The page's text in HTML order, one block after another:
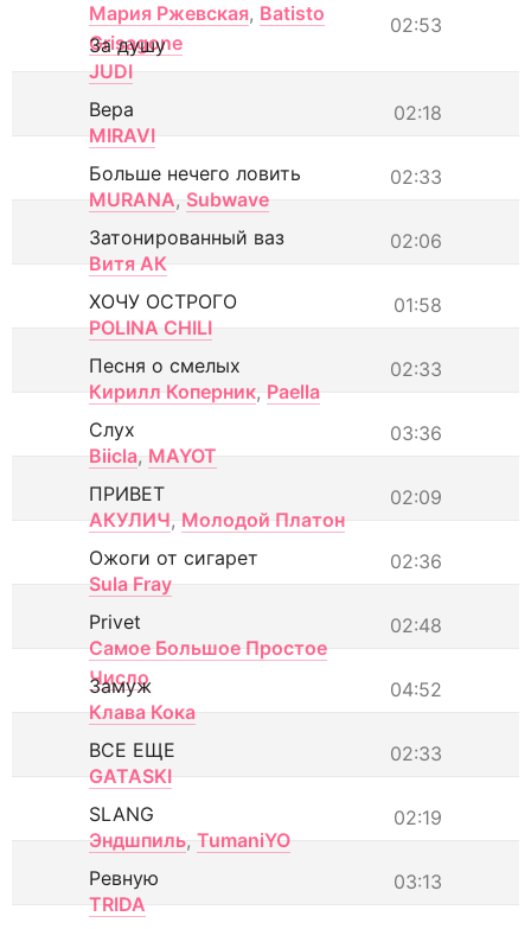
Мария Ржевская, Batisto
Grisagone
02:53
За душу
JUDI
02:18
Вера
MIRAVI
02:33
Больше нечего ловить
MURANA, Subwave
02:06
Затонированный ваз
Витя АК
01:58
ХОЧУ ОСТРОГО
POLINA CHILI
02:33
Песня о смелых
Кирилл Коперник, Paella
03:36
Слух
Biicla, MAYOT
02:09
ПРИВЕТ
АКУЛИЧ, Молодой Платон
02:36
Ожоги от сигарет
Sula Fray
02:48
Privet
Самое Большое Простое
Число
04:52
Замуж
Клава Кока
02:33
ВСЕ ЕЩЕ
GATASKI
02:19
SLANG
Эндшпиль, TumaniYO
03:13
Ревную
TRIDA